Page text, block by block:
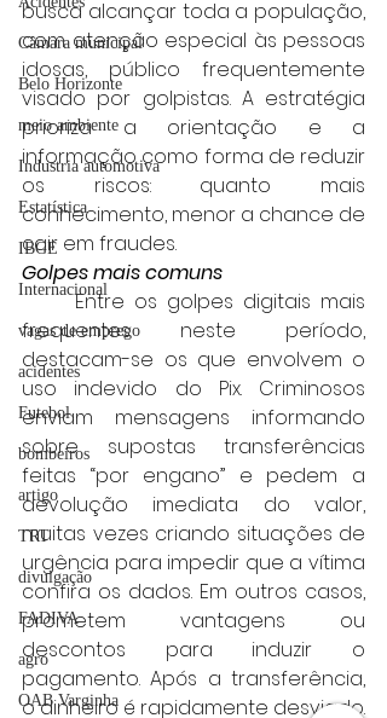
Câmara municipal
Belo Horizonte
meio ambiente
Industria automotiva
Estatística
IBGE
Internacional
vagas de emprego
acidentes
Futebol
bombeiros
artigo
TRT
divulgação
FADIVA
agro
OAB Varginha
busca alcançar toda a população,
com atenção especial às pessoas
idosas, público frequentemente
visado por golpistas. A estratégia
prioriza a orientação e a
informação como forma de reduzir
os riscos: quanto mais
conhecimento, menor a chance de
cair em fraudes.
Golpes mais comuns
	Entre os golpes digitais mais
frequentes neste período,
destacam-se os que envolvem o
uso indevido do Pix. Criminosos
enviam mensagens informando
sobre supostas transferências
feitas “por engano” e pedem a
devolução imediata do valor,
muitas vezes criando situações de
urgência para impedir que a vítima
confira os dados. Em outros casos,
prometem vantagens ou
descontos para induzir o
pagamento. Após a transferência,
o dinheiro é rapidamente desviado.